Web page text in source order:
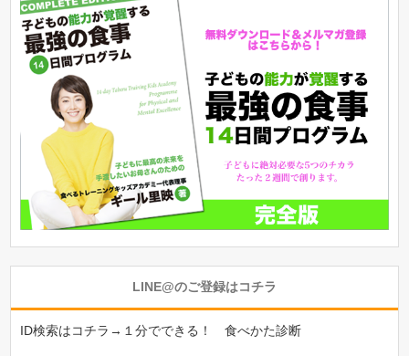
LINE@のご登録はコチラ
ID検索はコチラ→１分でできる！ 食べかた診断